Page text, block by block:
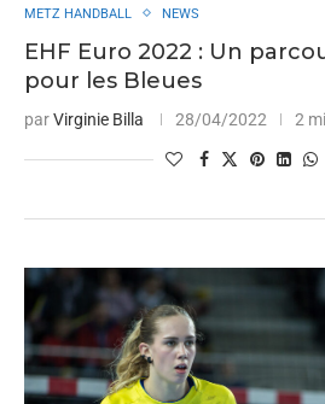
METZ HANDBALL NEWS
EHF Euro 2022 : Un
pour les Bleues
parVirginie Billa 28/04/2022 2